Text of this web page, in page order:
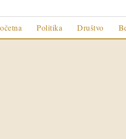
Politika Društvo